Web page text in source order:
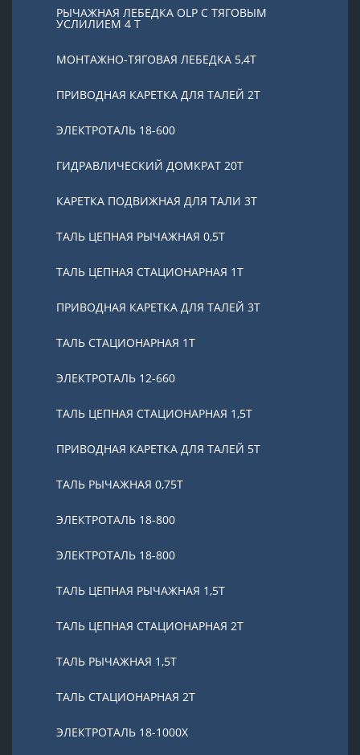
РЫЧАЖНАЯ ЛЕБЕДКА OLP С ТЯГОВЫМ
УСЛИЛИЕМ 4 Т
МОНТАЖНО-ТЯГОВАЯ ЛЕБЕДКА 5,4Т
ПРИВОДНАЯ КАРЕТКА ДЛЯ ТАЛЕЙ 2Т
ЭЛЕКТРОТАЛЬ 18-600
ГИДРАВЛИЧЕСКИЙ ДОМКРАТ 20T
КАРЕТКА ПОДВИЖНАЯ ДЛЯ ТАЛИ 3Т
ТАЛЬ ЦЕПНАЯ РЫЧАЖНАЯ 0,5Т
ТАЛЬ ЦЕПНАЯ СТАЦИОНАРНАЯ 1Т
ПРИВОДНАЯ КАРЕТКА ДЛЯ ТАЛЕЙ 3Т
ТАЛЬ СТАЦИОНАРНАЯ 1Т
ЭЛЕКТРОТАЛЬ 12-660
ТАЛЬ ЦЕПНАЯ СТАЦИОНАРНАЯ 1,5Т
ПРИВОДНАЯ КАРЕТКА ДЛЯ ТАЛЕЙ 5Т
ТАЛЬ РЫЧАЖНАЯ 0,75Т
ЭЛЕКТРОТАЛЬ 18-800
ЭЛЕКТРОТАЛЬ 18-800
ТАЛЬ ЦЕПНАЯ РЫЧАЖНАЯ 1,5Т
ТАЛЬ ЦЕПНАЯ СТАЦИОНАРНАЯ 2Т
ТАЛЬ РЫЧАЖНАЯ 1,5Т
ТАЛЬ СТАЦИОНАРНАЯ 2Т
ЭЛЕКТРОТАЛЬ 18-1000X